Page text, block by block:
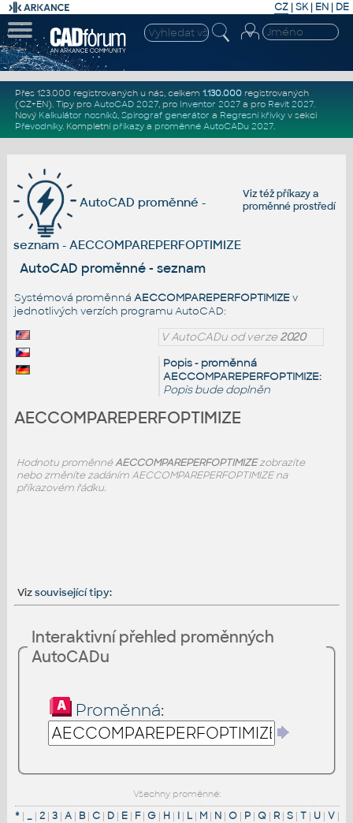
CZ | SK| EN | DE
Přes 123.000 registrovaných u nás, celkem 1.130.000registrovaných
(CZ+EN). Tipy pro AutoCAD 2027, pro Inventor 2027a pro Revit 2027.
Nový Kalkulátor nosníků, Spirograf generátor a Regresní křivkyv sekci
Převodníky. Kompletní příkazya proměnné AutoCADu 2027.
Viz téžpříkazya
proměnné prostředí
AutoCAD proměnné -
seznam - AECCOMPAREPERFOPTIMIZE
AutoCAD proměnné - seznam
Systémová proměnná AECCOMPAREPERFOPTIMIZEv
jednotlivých verzích programu AutoCAD:
V AutoCADu od verze2020
Popis - proměnná
AECCOMPAREPERFOPTIMIZE:
Popis bude doplněn
AECCOMPAREPERFOPTIMIZE
Hodnotu proměnnéAECCOMPAREPERFOPTIMIZEzobrazíte
nebo změníte zadáním AECCOMPAREPERFOPTIMIZE na
příkazovém řádku.
Vizsouvisející tipy:
Interaktivní přehled proměnných
AutoCADu
Proměnná:
Všechny proměnné:
*| _| 2| 3| A| B| C| D| E| F| G| H | I| L| M| N| O| P| Q| R| S| T| U| V|